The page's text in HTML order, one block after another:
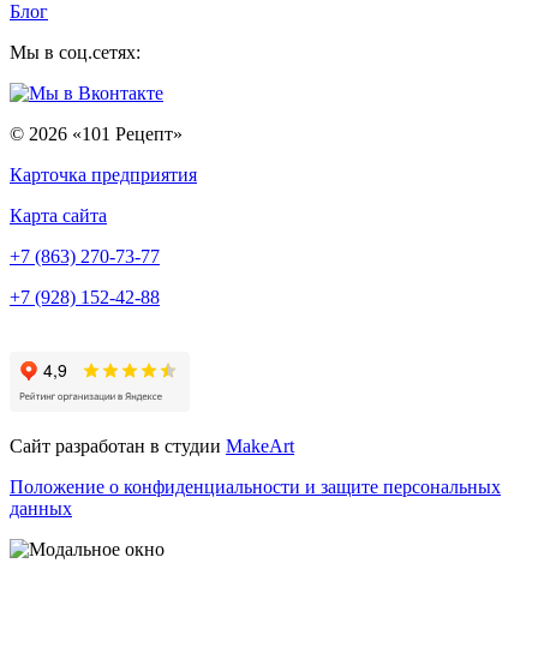
Блог
Мы в соц.сетях:
© 2026 «101 Рецепт»
Карточка предприятия
Карта сайта
+7 (863) 270-73-77
+7 (928) 152-42-88
Сайт разработан в студии MakeArt
Положение о конфиденциальности и защите персональных
данных